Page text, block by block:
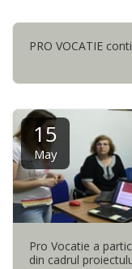
PRO VOCATIE
15
May
Pro Vocatie a
din cadrul